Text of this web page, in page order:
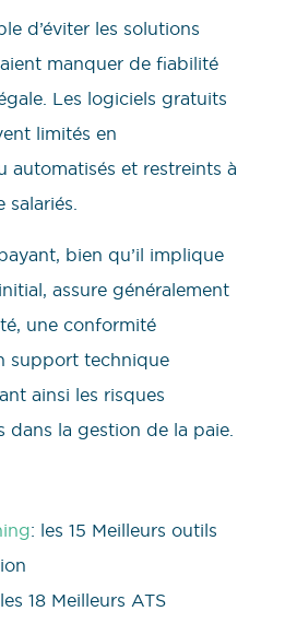
d’éviter les solutions
manquer de fiabilité
Les logiciels gratuits
limités en
automatisés et restreints à
salariés.
bien qu’il implique
assure généralement
une conformité
support technique
ainsi les risques
dans la gestion de la paie.
: les 15 Meilleurs outils
18 Meilleurs ATS